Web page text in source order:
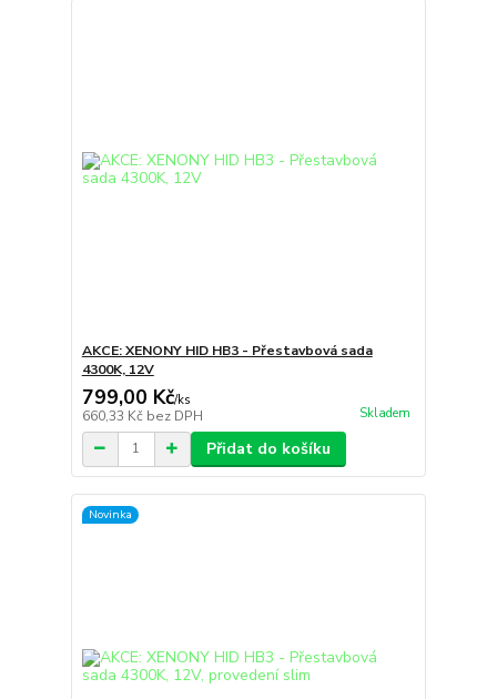
AKCE: XENONY HID HB3 - Přestavbová sada
4300K, 12V
799,00 Kč/ks
660,33 Kč bez DPH Skladem
Přidat do košíku
Novinka